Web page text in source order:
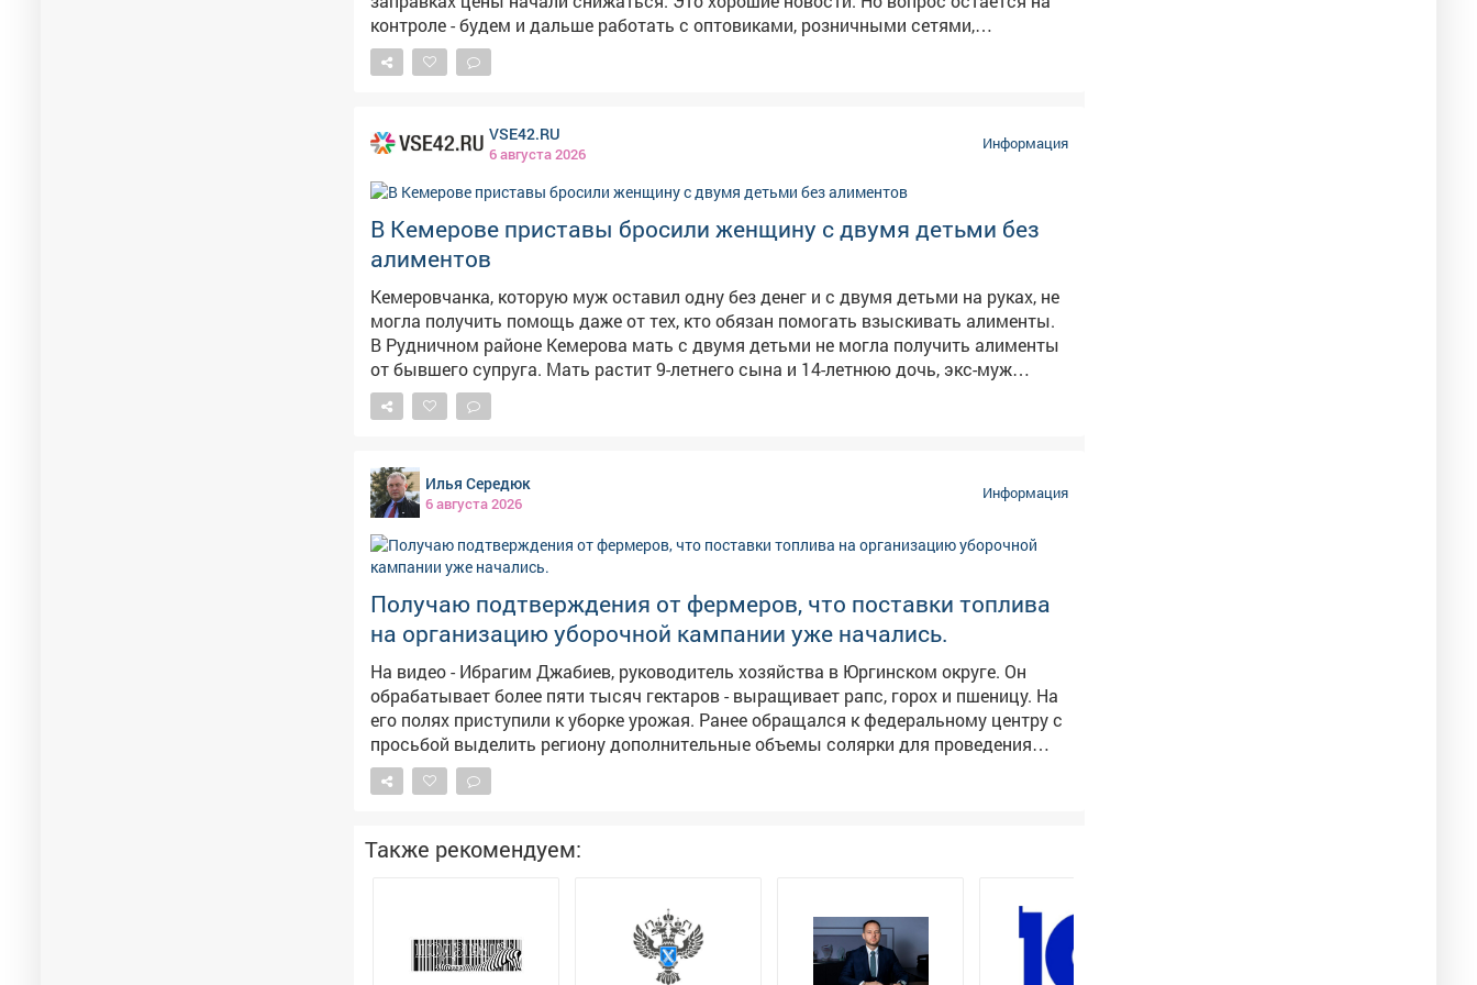
контроле - будем и дальше работать с оптовиками, розничными сетями,
логистами, чтобы обеспечить повсеместную и постоянную доступность горючего.
VSE42.RU
6 августа 2026
Информация
В Кемерове приставы бросили женщину с двумя детьми без
алиментов
Кемеровчанка, которую муж оставил одну без денег и с двумя детьми на руках, не
могла получить помощь даже от тех, кто обязан помогать взыскивать алименты.
В Рудничном районе Кемерова мать с двумя детьми не могла получить алименты
от бывшего супруга. Мать растит 9-летнего сына и 14-летнюю дочь, экс-муж
долгое время ничего не платил,а силовики не принимали мер, сообщает в четверг
областная прокуратура. – Должностными лицами службы судебных приставов
задолженности, – сказали в прокуратуре. Надзорный орган внёс представление
руководителю главного управления приставов в регионе. В результате
исполнительные действия активизировались, должностное лицо привлекли к
дисциплинарной ответственности, а с бывшего мужа взыскали 315 тысяч рублей
по алиментам. Прокуратура продолжит следить за тем, как контролируется
Илья Середюк
6 августа 2026
Информация
Получаю подтверждения от фермеров, что поставки топлива
на организацию уборочной кампании уже начались.
На видео - Ибрагим Джабиев, руководитель хозяйства в Юргинском округе. Он
обрабатывает более пяти тысяч гектаров - выращивает рапс, горох и пшеницу. На
его полях приступили к уборке урожая. Ранее обращался к федеральному центру с
просьбой выделить региону дополнительные объемы солярки для проведения
уборочной кампании. Нас поддержали, первые девять тысяч тонн горючего
прибыли в регион и распределяются кузбасским сельхозпроизводителям.
Также рекомендуем: